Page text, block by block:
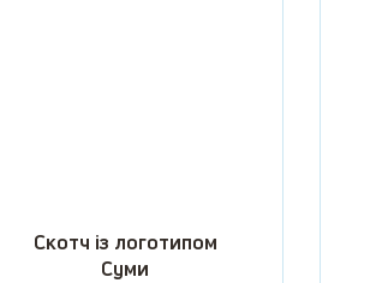
Скотч із логотипом
Суми